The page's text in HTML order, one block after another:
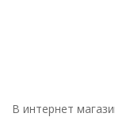
В интернет